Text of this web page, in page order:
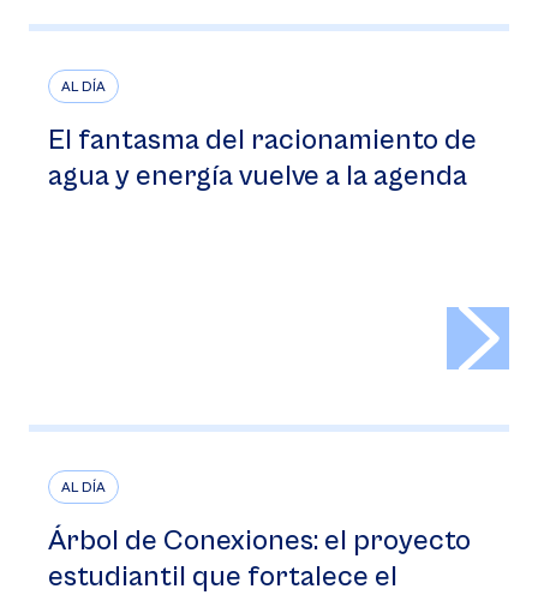
AL DÍA
El fantasma del racionamiento de
agua y energía vuelve a la agenda
AL DÍA
Árbol de Conexiones: el proyecto
estudiantil que fortalece el